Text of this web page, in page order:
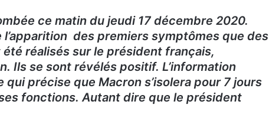
ce matin du jeudi 17 décembre 2020.
l’apparition des premiers symptômes que des
été réalisés sur le président français,
Ils se sont révélés positif. L’information
qui précise que Macron s’isolera pour 7 jours
fonctions. Autant dire que le président